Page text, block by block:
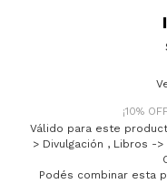
¡10%
Válido para este
> Divulgación , Libros -
Podés combinar esta